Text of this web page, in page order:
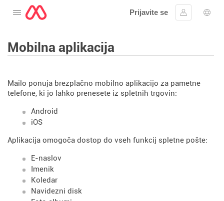
Odprite meni
Prijavite se
Vpis
Mobilna aplikacija
Mailo ponuja brezplačno mobilno aplikacijo za pametne
telefone, ki jo lahko prenesete iz spletnih trgovin:
Android
iOS
Aplikacija omogoča dostop do vseh funkcij spletne pošte:
E-naslov
Imenik
Koledar
Navidezni disk